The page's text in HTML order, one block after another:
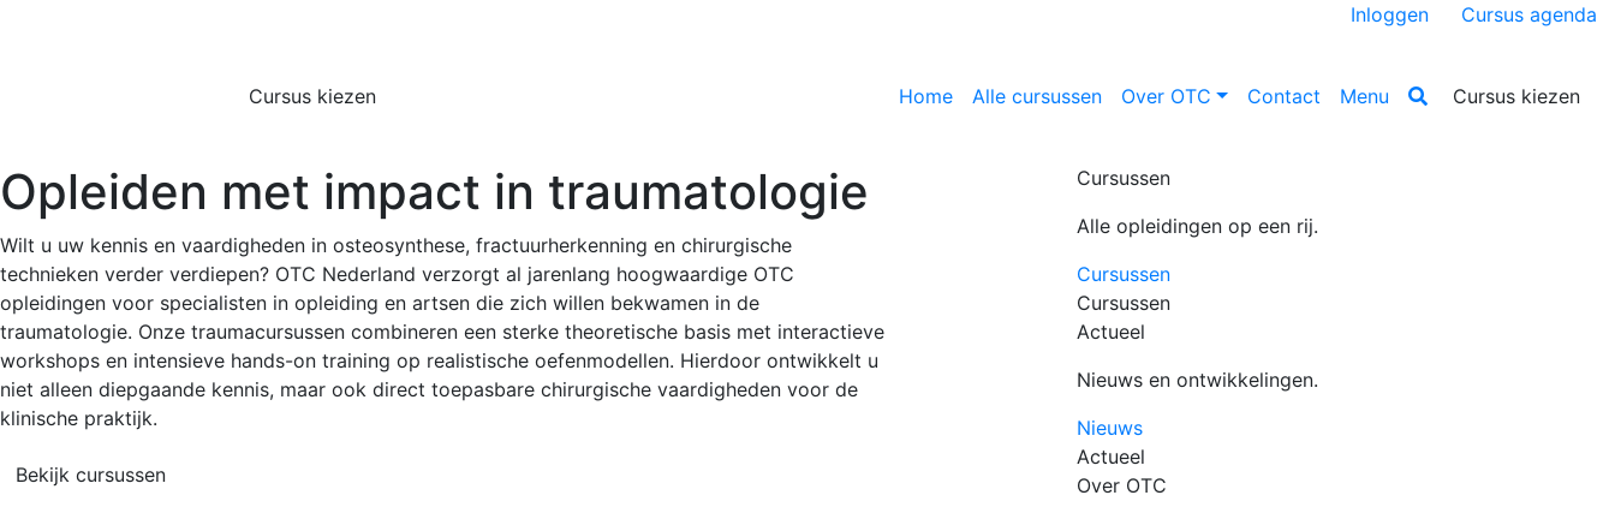
Inloggen Cursus agenda
Cursus kiezen Home Alle cursussen Over OTC Contact Menu Cursus kiezen
Opleiden met impact in traumatologie
Wilt u uw kennis en vaardigheden in osteosynthese, fractuurherkenning en chirurgische
technieken verder verdiepen? OTC Nederland verzorgt al jarenlang hoogwaardige OTC
opleidingen voor specialisten in opleiding en artsen die zich willen bekwamen in de
traumatologie. Onze traumacursussen combineren een sterke theoretische basis met interactieve
workshops en intensieve hands-on training op realistische oefenmodellen. Hierdoor ontwikkelt u
niet alleen diepgaande kennis, maar ook direct toepasbare chirurgische vaardigheden voor de
klinische praktijk.
Bekijk cursussen
Cursussen
Alle opleidingen op een rij.
Cursussen
Cursussen
Actueel
Nieuws en ontwikkelingen.
Nieuws
Actueel
Over OTC